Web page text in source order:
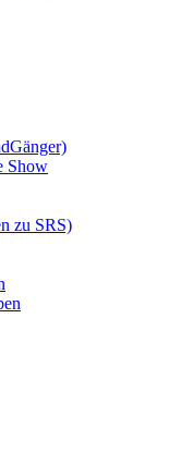
Show
zu SRS)